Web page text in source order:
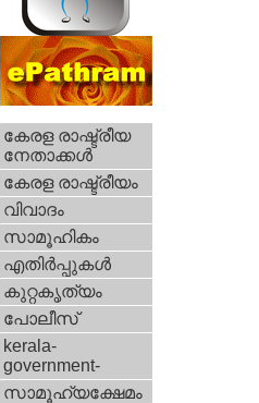
കേരള രാഷ്ട്രീയ
നേതാക്കള്‍
കേരള രാഷ്ട്രീയം
വിവാദം
സാമൂഹികം
എതിര്‍പ്പുകള്‍
കുറ്റകൃത്യം
പോലീസ്‌
kerala-
government-
സാമൂഹ്യക്ഷേമം